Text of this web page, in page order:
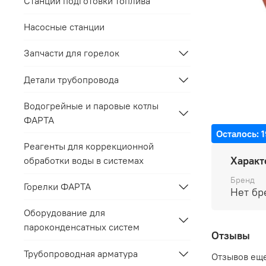
Осталось:
Бренд
Нет
Отзывы
Отзывов
Насосные станции
Запчасти для горелок
Детали трубопровода
Водогрейные и паровые котлы
ФАРТА
Реагенты для коррекционной
обработки воды в системах
Горелки ФАРТА
Оборудование для
пароконденсатных систем
Трубопроводная арматура